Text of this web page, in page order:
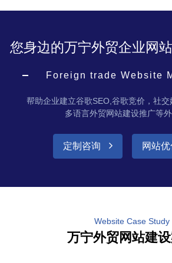
您身边的万宁外贸企业网
Foreign trade Website
帮助企业建立谷歌SEO,谷歌竞价，社
多语言外贸网站建设推广等
定制咨询 网站
Website Case Study
万宁外贸网站建设